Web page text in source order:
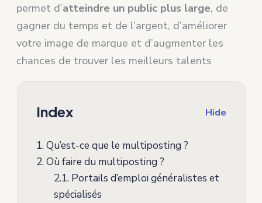
permet d’atteindre un public plus large, de
gagner du temps et de l’argent, d’améliorer
votre image de marque et d’augmenter les
chances de trouver les meilleurs talents
Index Hide
1.Qu’est-ce que le multiposting ?
2.Où faire du multiposting ?
2.1.Portails d’emploi généralistes et
spécialisés